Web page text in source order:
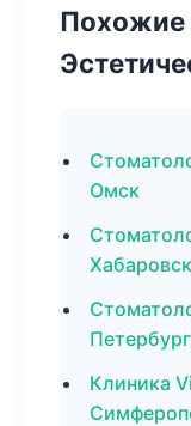
Похожие
Омск
Хабаровск
Петербург
Клиника